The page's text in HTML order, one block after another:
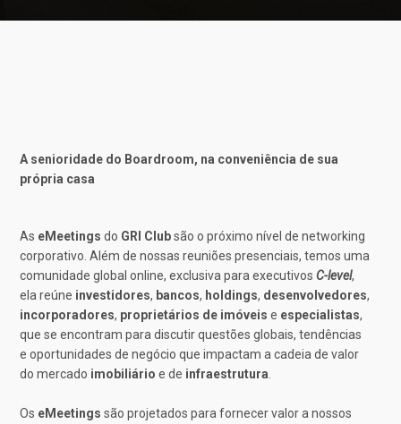
A senioridade do Boardroom, na conveniência de sua
própria casa
As eMeetings do GRI Clubsão o próximo nível de networking
corporativo. Além de nossas reuniões presenciais, temos uma
comunidade global online, exclusiva para executivos C-level,
ela reúne investidores, bancos, holdings, desenvolvedores,
incorporadores, proprietários de imóveis e especialistas,
que se encontram para discutir questões globais, tendências
e oportunidades de negócio que impactam a cadeia de valor
do mercado imobiliário e de infraestrutura
Os eMeetings são projetados para fornecer valor a nossos